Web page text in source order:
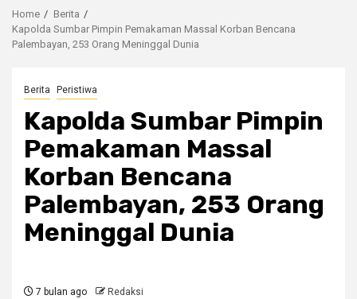
Home
Berita
Kapolda Sumbar Pimpin Pemakaman Massal Korban Bencana
Palembayan, 253 Orang Meninggal Dunia
Berita Peristiwa
Kapolda Sumbar Pimpin
Pemakaman Massal
Korban Bencana
Palembayan, 253 Orang
Meninggal Dunia
7 bulan ago Redaksi